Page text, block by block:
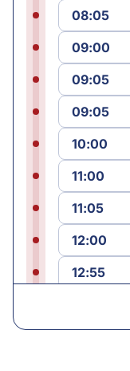
08:05
09:00
09:05
09:05
10:00
11:00
11:05
12:00
12:55